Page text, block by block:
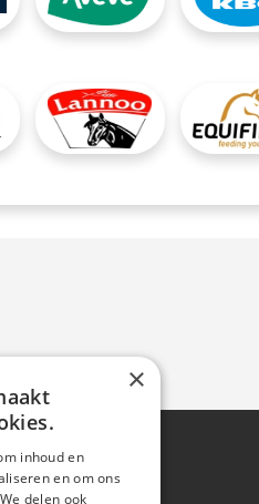
Afbeelding
×
inhoud en
en om ons
delen ook